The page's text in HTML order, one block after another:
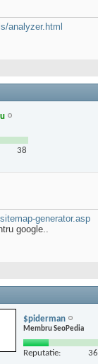
analyzer.html
38
generator.asp
google..
$piderman
Membru SeoPedia
Reputatie: 36